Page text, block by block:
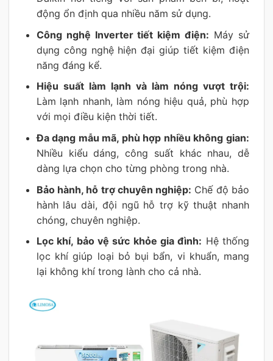
động ổn định qua nhiều năm sử dụng.
Công nghệ Inverter tiết kiệm điện: Máy sử
dụng công nghệ hiện đại giúp tiết kiệm điện
năng đáng kể.
Hiệu suất làm lạnh và làm nóng vượt trội:
Làm lạnh nhanh, làm nóng hiệu quả, phù hợp
với mọi điều kiện thời tiết.
Đa dạng mẫu mã, phù hợp nhiều không gian:
Nhiều kiểu dáng, công suất khác nhau, dễ
dàng lựa chọn cho từng phòng trong nhà.
Bảo hành, hỗ trợ chuyên nghiệp: Chế độ bảo
hành lâu dài, đội ngũ hỗ trợ kỹ thuật nhanh
chóng, chuyên nghiệp.
Lọc khí, bảo vệ sức khỏe gia đình: Hệ thống
lọc khí giúp loại bỏ bụi bẩn, vi khuẩn, mang
lại không khí trong lành cho cả nhà.